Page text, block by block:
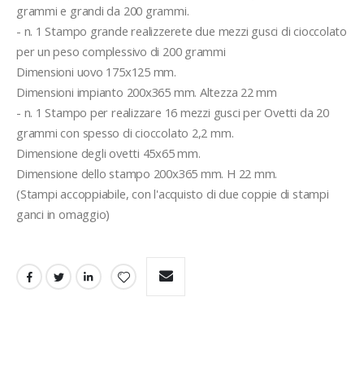
grammi e grandi da 200 grammi.
- n. 1 Stampo grande realizzerete due mezzi gusci di cioccolato
per un peso complessivo di 200 grammi
Dimensioni uovo 175x125 mm.
Dimensioni impianto 200x365 mm. Altezza 22 mm
- n. 1 Stampo per realizzare 16 mezzi gusci per Ovetti da 20
grammi con spesso di cioccolato 2,2 mm.
Dimensione degli ovetti 45x65 mm.
Dimensione dello stampo 200x365 mm. H 22 mm.
(Stampi accoppiabile, con l'acquisto di due coppie di stampi
ganci in omaggio)